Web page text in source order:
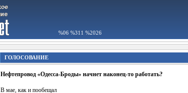
%06 %311 %2026
ГОЛОСОВАНИЕ
Нефтепровод «Одесса-Броды» начнет наконец-то работать?
В мае, как и пообещал